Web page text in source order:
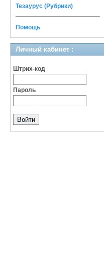
Тезаурус (Рубрики)
Помощь
Личный кабинет :
Штрих-код
Пароль